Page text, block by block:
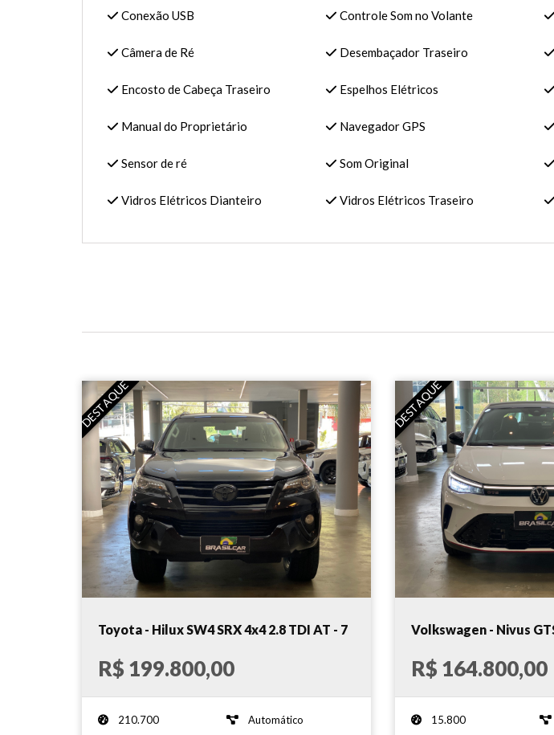
Conexão USB Controle Som no Volante
Câmera de Ré Desembaçador Traseiro
Encosto de Cabeça Traseiro Espelhos Elétricos
Manual do Proprietário Navegador GPS
Sensor de ré Som Original
Vidros Elétricos Dianteiro Vidros Elétricos Traseiro
DESTAQUE
Toyota - Hilux SW4 SRX 4x4 2.8 TDI AT - 7
Lugares!!! - 2016
R$ 199.800,00
210.700
Automático
DESTAQUE
Volkswagen - Nivus
Mil km!!! - 2026
R$ 164.800,00
15.800